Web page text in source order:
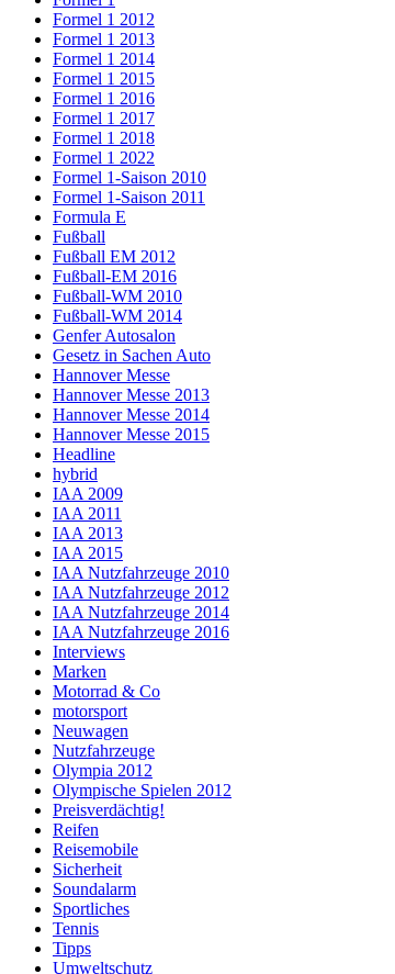
Formel 1 2012
Formel 1 2013
Formel 1 2014
Formel 1 2015
Formel 1 2016
Formel 1 2017
Formel 1 2018
Formel 1 2022
Formel 1-Saison 2010
Formel 1-Saison 2011
Formula E
Fußball
Fußball EM 2012
Fußball-EM 2016
Fußball-WM 2010
Fußball-WM 2014
Genfer Autosalon
Gesetz in Sachen Auto
Hannover Messe
Hannover Messe 2013
Hannover Messe 2014
Hannover Messe 2015
Headline
hybrid
IAA 2009
IAA 2011
IAA 2013
IAA 2015
IAA Nutzfahrzeuge 2010
IAA Nutzfahrzeuge 2012
IAA Nutzfahrzeuge 2014
IAA Nutzfahrzeuge 2016
Interviews
Marken
Motorrad & Co
motorsport
Neuwagen
Nutzfahrzeuge
Olympia 2012
Olympische Spielen 2012
Preisverdächtig!
Reifen
Reisemobile
Sicherheit
Soundalarm
Sportliches
Tennis
Tipps
Umweltschutz